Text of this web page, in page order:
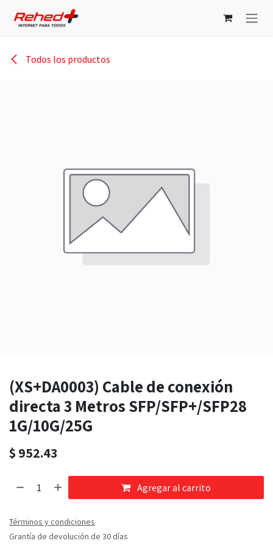
Todos los productos
(XS+DA0003) Cable de conexión
directa 3 Metros SFP/SFP+/SFP28
1G/10G/25G
$ 952.43
Agregar al carrito
Términos y condiciones
Grantía de devolución de 30 días